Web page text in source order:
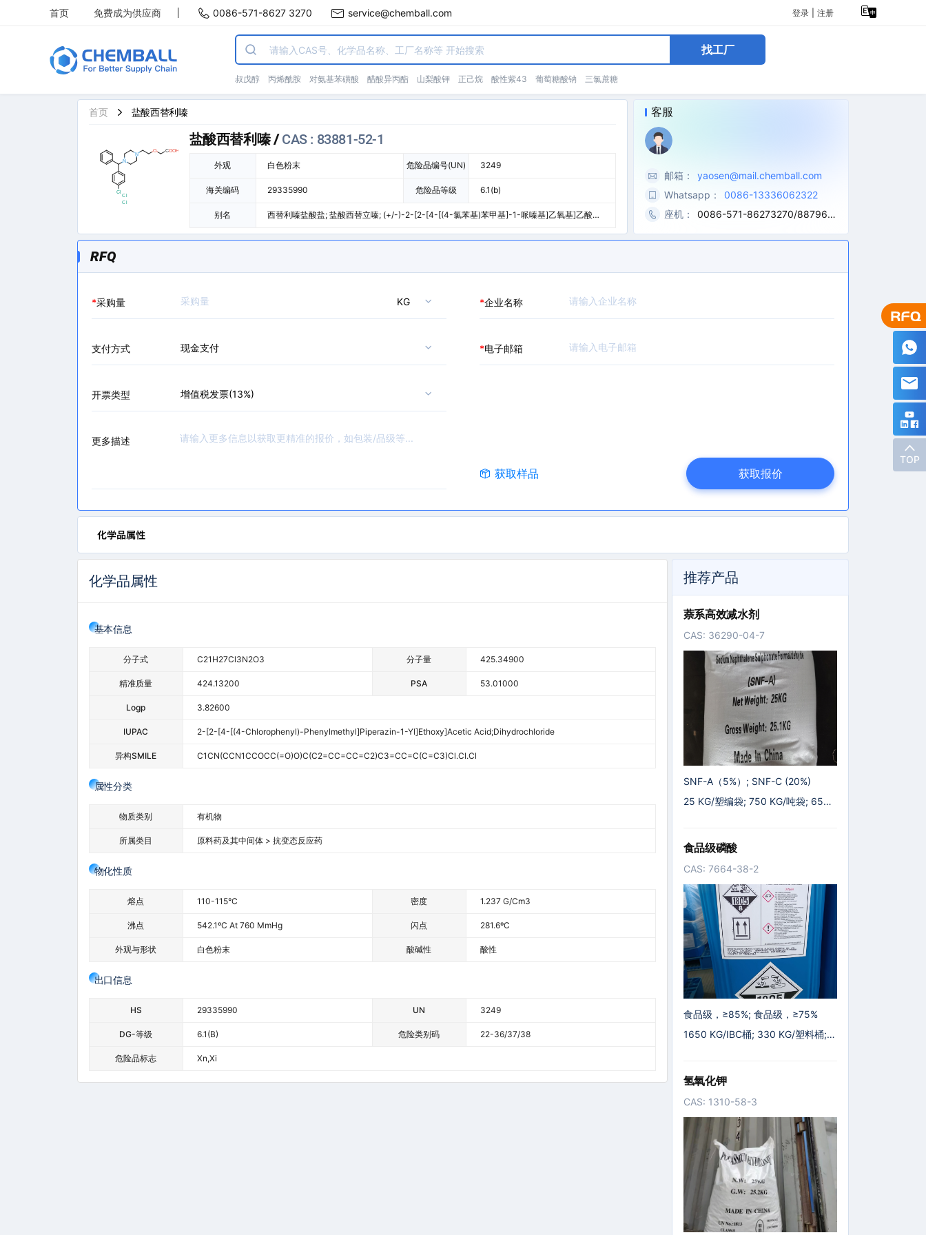
首页 免费成为供应商 0086-571-8627 3270 service@chemball.com 登录 注册
找工厂
叔戊醇 丙烯酰胺 对氨基苯磺酸 醋酸异丙酯 山梨酸钾 正己烷 酸性紫43 葡萄糖酸钠 三氯蔗糖
首页 盐酸西替利嗪
盐酸西替利嗪/ CAS : 83881-52-1
外观 白色粉末 危险品编号(UN) 3249
海关编码 29335990 危险品等级 6.1(b)
别名
西替利嗪盐酸盐; 盐酸西替立嗪; (+/-)-2-[2-[4-[(4-氯苯基)苯甲基]-1-哌嗪基]乙氧基]乙酸二
客服
邮箱：
yaosen@mail.chemball.com
Whatsapp：
0086-13336062322
座机：
0086-571-86273270/887962
RFQ
*采购量 KG *企业名称
支付方式 现金支付 *电子邮箱
开票类型 增值税发票(13%)
更多描述
获取样品 获取报价
化学品属性
化学品属性
基本信息
分子式 C21H27Cl3N2O3 分子量 425.34900
精准质量 424.13200 PSA 53.01000
Logp 3.82600
IUPAC 2-[2-[4-[(4-Chlorophenyl)-Phenylmethyl]piperazin-1-Yl]ethoxy]acetic Acid;dihydrochloride
异构SMILE C1CN(CCN1CCOCC(=O)O)C(C2=CC=CC=C2)C3=CC=C(C=C3)Cl.Cl.Cl
属性分类
物质类别 有机物
所属类目 原料药及其中间体 > 抗变态反应药
物化性质
熔点 110-115°C 密度 1.237 G/cm3
沸点 542.1ºC At 760 MmHg 闪点 281.6ºC
外观与形状 白色粉末 酸碱性 酸性
出口信息
HS 29335990 UN 3249
DG-等级 6.1(b) 危险类别码 22-36/37/38
危险品标志 Xn,Xi
推荐产品
萘系高效减水剂
CAS: 36290-04-7
SNF-A（5%）; SNF-C (20%)
25 KG/塑编袋; 750 KG/吨袋; 650
食品级磷酸
CAS: 7664-38-2
食品级，≥85%; 食品级，≥75%
1650 KG/IBC桶; 330 KG/塑料桶; 3
氢氧化钾
CAS: 1310-58-3
TOP